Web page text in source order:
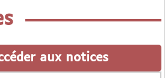
aux notices